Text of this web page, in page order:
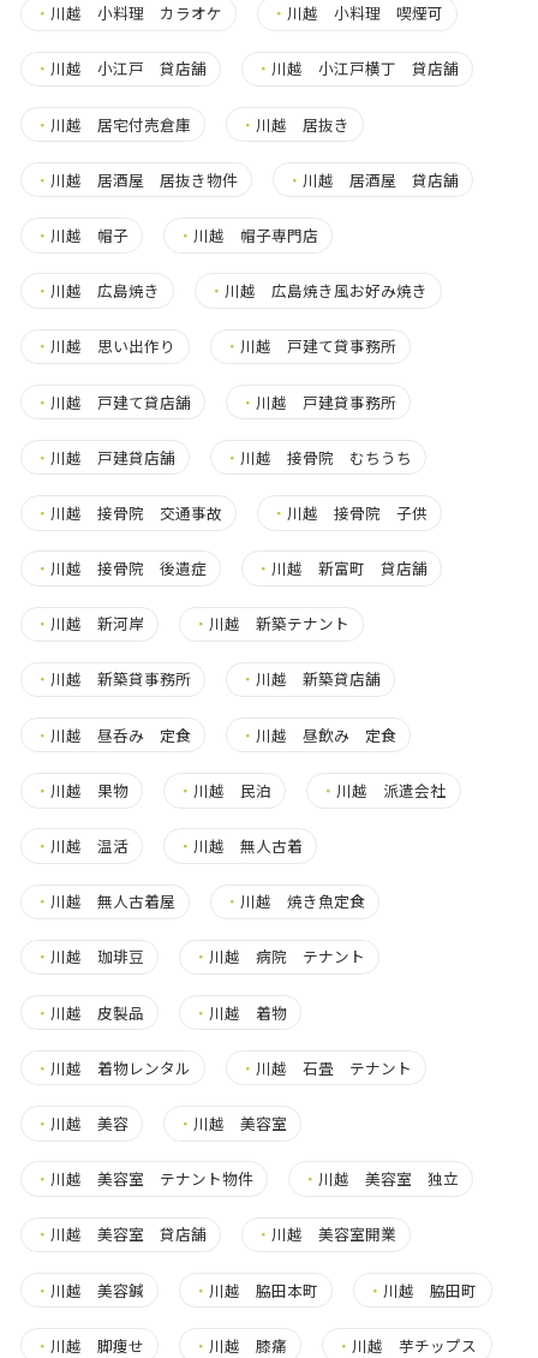
・ 川越 小料理 カラオケ ・ 川越 小料理 喫煙可
・ 川越 小江戸 貸店舗 ・ 川越 小江戸横丁 貸店舗
・ 川越 居宅付売倉庫 ・ 川越 居抜き
・ 川越 居酒屋 居抜き物件 ・ 川越 居酒屋 貸店舗
・ 川越 帽子 ・ 川越 帽子専門店
・ 川越 広島焼き ・ 川越 広島焼き風お好み焼き
・ 川越 思い出作り ・ 川越 戸建て貸事務所
・ 川越 戸建て貸店舗 ・ 川越 戸建貸事務所
・ 川越 戸建貸店舗 ・ 川越 接骨院 むちうち
・ 川越 接骨院 交通事故 ・ 川越 接骨院 子供
・ 川越 接骨院 後遺症 ・ 川越 新富町 貸店舗
・ 川越 新河岸 ・ 川越 新築テナント
・ 川越 新築貸事務所 ・ 川越 新築貸店舗
・ 川越 昼呑み 定食 ・ 川越 昼飲み 定食
・ 川越 果物 ・ 川越 民泊 ・ 川越 派遣会社
・ 川越 温活 ・ 川越 無人古着
・ 川越 無人古着屋 ・ 川越 焼き魚定食
・ 川越 珈琲豆 ・ 川越 病院 テナント
・ 川越 皮製品 ・ 川越 着物
・ 川越 着物レンタル ・ 川越 石畳 テナント
・ 川越 美容 ・ 川越 美容室
・ 川越 美容室 テナント物件 ・ 川越 美容室 独立
・ 川越 美容室 貸店舗 ・ 川越 美容室開業
・ 川越 美容鍼 ・ 川越 脇田本町 ・ 川越 脇田町
・ 川越 脚痩せ ・ 川越 膝痛 ・ 川越 芋チップス